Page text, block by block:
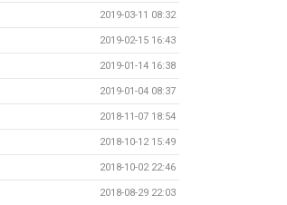
2019-03-11 08:32
2019-02-15 16:43
2019-01-14 16:38
2019-01-04 08:37
2018-11-07 18:54
2018-10-12 15:49
2018-10-02 22:46
2018-08-29 22:03